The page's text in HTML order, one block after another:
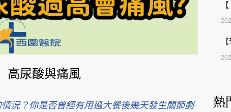
高尿酸與痛風
況？你是否曾經有用過大餐後幾天發生關節劇
熱